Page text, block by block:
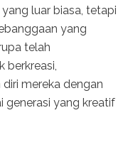
luar biasa, tetapi
yang
telah
berkreasi,
mereka dengan
generasi yang kreatif